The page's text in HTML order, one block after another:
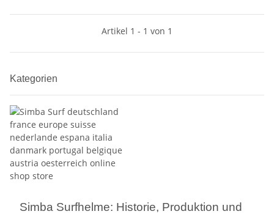
Artikel 1 - 1 von 1
Kategorien
Simba Surfhelme: Historie, Produktion und